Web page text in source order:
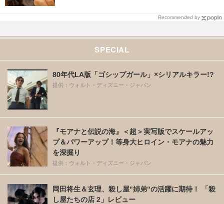
Recommended by
SPECIAL
80年代LA版「ゴシップガール」×シリアルキラー!?
提供：ウォルト・ディズニー・ジャパン
『モアナと伝説の海』＜超＞実写版でスケールアッ
プ＆パワーアップ！等身大ヒロイン・モアナの魅力
を深掘り
提供：ウォルト・ディズニー・ジャパン
岡田将生＆玄理、殺し屋“姉弟“の活躍に期待！ 「殺
し屋たちの店 2」レビュー